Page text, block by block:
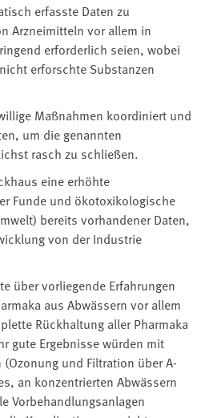
erfasste Daten zu
Arzneimitteln vor allem in
erforderlich seien, wobei
erforschte Substanzen
Maßnahmen koordiniert und
um die genannten
rasch zu schließen.
eine erhöhte
Funde und ökotoxikologische
bereits vorhandener Daten,
von der Industrie
über vorliegende Erfahrungen
aus Abwässern vor allem
Rückhaltung aller Pharmaka
gute Ergebnisse würden mit
und Filtration über A-
an konzentrierten Abwässern
Vorbehandlungsanlagen